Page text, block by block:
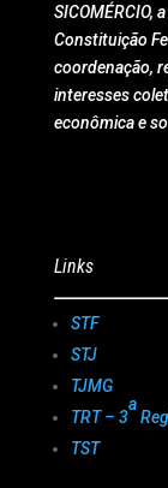
SICOMÉRCIO,
Constituição
coordenação,
interesses
econômica e
Links
STF
STJ
TJMG
TRT – 3
a
TST